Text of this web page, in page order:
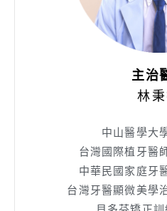
主治
林
中山醫學大
台灣國際植牙醫
中華民國家庭牙
台灣牙醫顯微美學